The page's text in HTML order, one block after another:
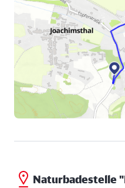
Naturbadestelle